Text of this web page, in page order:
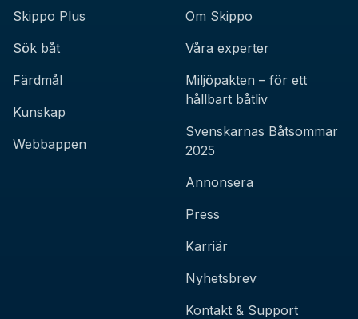
Skippo Plus
Sök båt
Färdmål
Kunskap
Webbappen
Om Skippo
Våra experter
Miljöpakten – för ett
hållbart båtliv
Svenskarnas Båtsommar
2025
Annonsera
Press
Karriär
Nyhetsbrev
Kontakt & Support